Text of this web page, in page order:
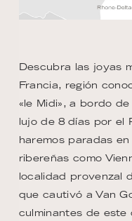
Descubra las joyas
Francia, región
«le Midi», a bordo
lujo de 8 días por el
haremos paradas
ribereñas como
localidad provenzal
que cautivó a Van
culminantes de este